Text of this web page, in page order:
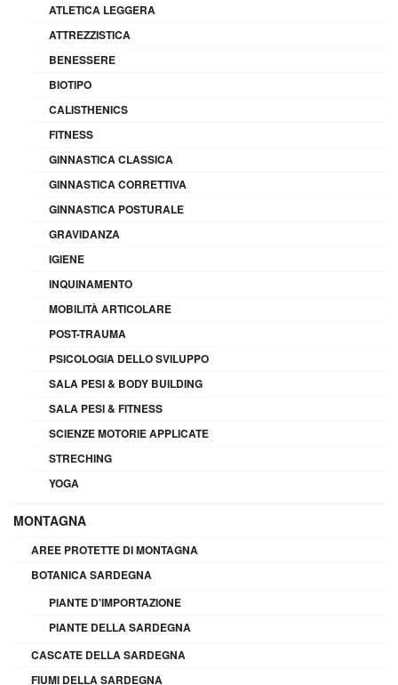
ATLETICA LEGGERA
ATTREZZISTICA
BENESSERE
BIOTIPO
CALISTHENICS
FITNESS
GINNASTICA CLASSICA
GINNASTICA CORRETTIVA
GINNASTICA POSTURALE
GRAVIDANZA
IGIENE
INQUINAMENTO
MOBILITÀ ARTICOLARE
POST-TRAUMA
PSICOLOGIA DELLO SVILUPPO
SALA PESI & BODY BUILDING
SALA PESI & FITNESS
SCIENZE MOTORIE APPLICATE
STRECHING
YOGA
MONTAGNA
AREE PROTETTE DI MONTAGNA
BOTANICA SARDEGNA
PIANTE D'IMPORTAZIONE
PIANTE DELLA SARDEGNA
CASCATE DELLA SARDEGNA
FIUMI DELLA SARDEGNA